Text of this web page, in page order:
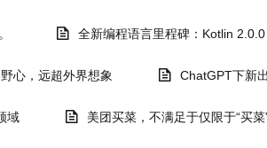
全新编程语言里程碑：Kotlin
心，远超外界想象 ChatGPT下新
域 美团买菜，不满足于仅限于“买菜